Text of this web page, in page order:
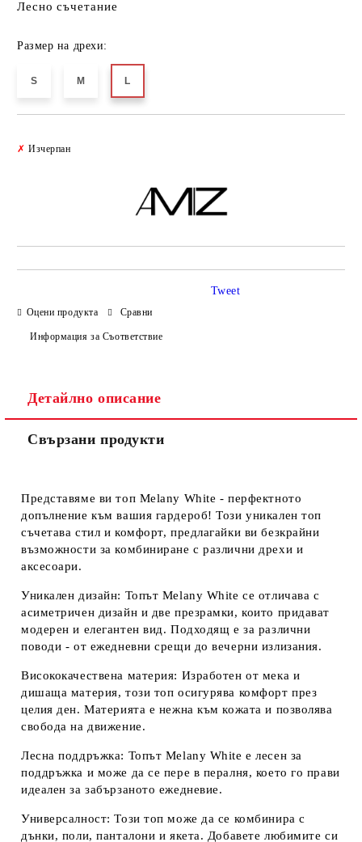
Лесно съчетание
Размер на дрехи:
S M L
✗ Изчерпан
Оцени продукта Сравни
Информация за Съответствие
Tweet
Детайлно описание
Свързани продукти
Представяме ви топ Melany White - перфектното
допълнение към вашия гардероб! Този уникален топ
съчетава стил и комфорт, предлагайки ви безкрайни
възможности за комбиниране с различни дрехи и
аксесоари.
Уникален дизайн: Топът Melany White се отличава с
асиметричен дизайн и две презрамки, които придават
модерен и елегантен вид. Подходящ е за различни
поводи - от ежедневни срещи до вечерни излизания.
Висококачествена материя: Изработен от мека и
дишаща материя, този топ осигурява комфорт през
целия ден. Материята е нежна към кожата и позволява
свобода на движение.
Лесна поддръжка: Топът Melany White е лесен за
поддръжка и може да се пере в пералня, което го прави
идеален за забързаното ежедневие.
Универсалност: Този топ може да се комбинира с
дънки, поли, панталони и якета. Добавете любимите си